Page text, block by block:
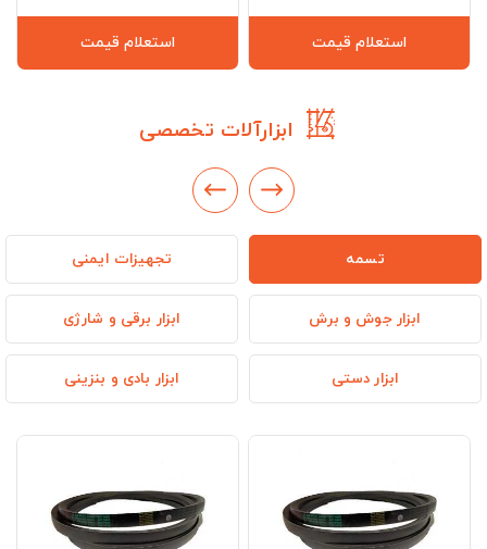
استعلام قیمت استعلام قیمت
ابزارآلات تخصصی
تسمه تجهیزات ایمنی
ابزار جوش و برش ابزار برقی و شارژی
ابزار دستی ابزار بادی و بنزینی